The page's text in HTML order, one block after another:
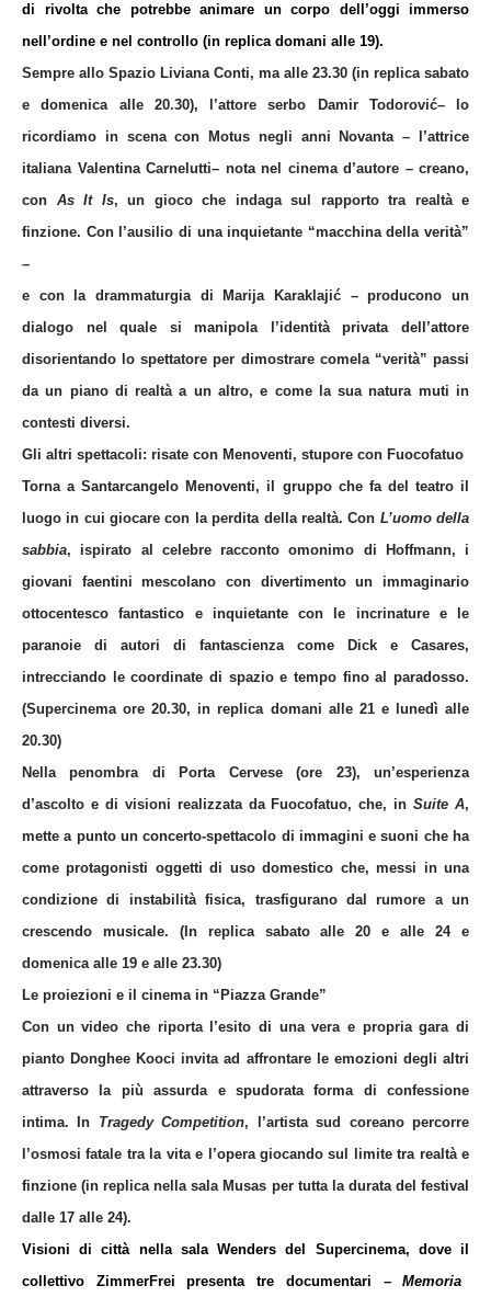
di rivolta che potrebbe animare un corpo dell’oggi immerso
nell’ordine e nel controllo (in replica domani alle 19).
Sempre allo Spazio Liviana Conti, ma alle 23.30 (in replica sabato
e domenica alle 20.30), l’attore serbo Damir Todorović– lo
ricordiamo in scena con Motus negli anni Novanta – l’attrice
italiana Valentina Carnelutti– nota nel cinema d’autore – creano,
con As It Is, un gioco che indaga sul rapporto tra realtà e
finzione. Con l’ausilio di una inquietante “macchina della verità”
–
e con la drammaturgia di
Marija Karaklajić – producono un
dialogo nel quale si manipola l’identità privata dell’attore
disorientando lo spettatore per dimostrare comela “verità” passi
da un piano di realtà a un altro, e come la sua natura muti in
contesti diversi.
Gli altri spettacoli: risate con Menoventi, stupore con Fuocofatuo
Torna a Santarcangelo Menoventi, il gruppo che fa del teatro il
luogo in cui giocare con la perdita della realtà. Con L’uomo della
sabbia, ispirato al celebre racconto omonimo di Hoffmann, i
giovani faentini mescolano con divertimento un immaginario
ottocentesco fantastico e inquietante con le incrinature e le
paranoie di autori di fantascienza come Dick e Casares,
intrecciando le coordinate di spazio e tempo fino al paradosso.
(Supercinema ore 20.30, in replica domani alle 21 e lunedì alle
20.30)
Nella penombra di Porta Cervese (ore 23), un’esperienza
d’ascolto e di visioni realizzata da Fuocofatuo, che, inSuite A,
mette a punto un concerto-spettacolo di immagini e suoni che ha
come protagonisti oggetti di uso domestico che, messi in una
condizione di instabilità fisica, trasfigurano dal rumore a un
crescendo musicale. (In replica sabato alle 20 e alle 24 e
domenica alle 19 e alle 23.30)
Le proiezioni e il cinema in “Piazza Grande”
Con un video che riporta l’esito di una vera e propria gara di
pianto Donghee Kooci invita ad affrontare le emozioni degli altri
attraverso la più assurda e spudorata forma di confessione
intima.
In Tragedy Competition, l’artista sud coreano percorre
l’osmosi fatale tra la vita e l’opera giocando sul limite tra realtà e
finzione (in replica nella sala Musas per tutta la durata del festival
dalle 17 alle 24).
Visioni di città nella sala Wendersdel Supercinema, dove il
collettivo ZimmerFrei presenta tre documentari –Memoria